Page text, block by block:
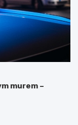
murem –